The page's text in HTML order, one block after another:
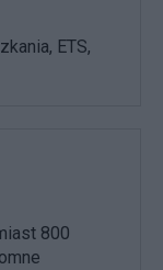
ETS,
800